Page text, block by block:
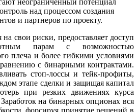
над процессом создания
и партнеров по проекту.
свои риски, предоставляет доступ
парам с возможностью
плеча и более гибкими условиями
с бинарными контрактами.
стоп-лоссы и тейк-профиты,
этапе сделки и защищая капитал
при резких движениях курса
на бинарных опционах вся
форсируя принятие решений в